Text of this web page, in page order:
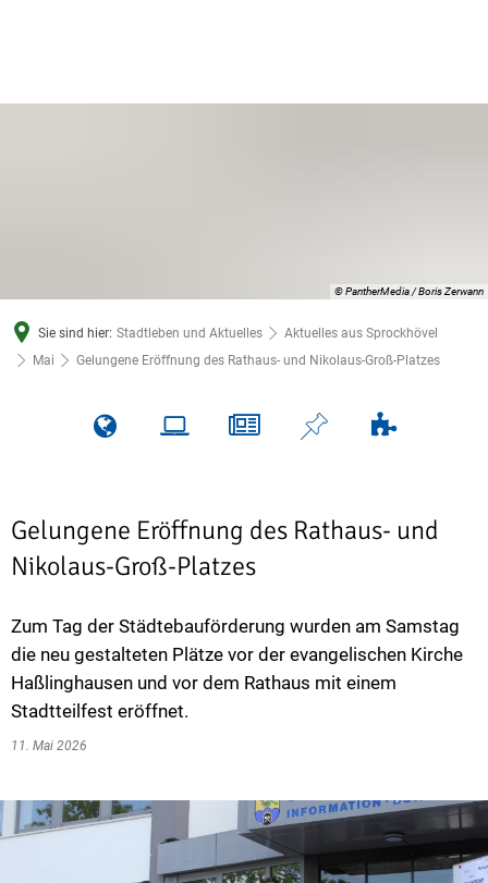
© PantherMedia / Boris Zerwann
Sie sind hier: Stadtleben und Aktuelles
Aktuelles aus Sprockhövel
Mai
Gelungene Eröffnung des Rathaus- und Nikolaus-Groß-Platzes
Gelungene Eröffnung des Rathaus- und
Nikolaus-Groß-Platzes
Zum Tag der Städtebauförderung wurden am Samstag
die neu gestalteten Plätze vor der evangelischen Kirche
Haßlinghausen und vor dem Rathaus mit einem
Stadtteilfest eröffnet.
11. Mai 2026